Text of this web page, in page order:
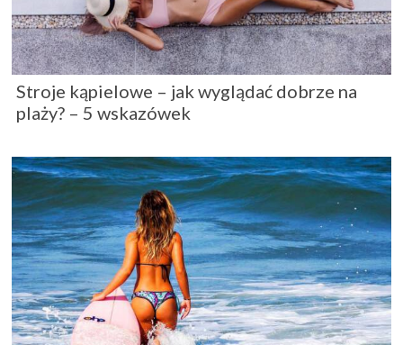
Stroje kąpielowe – jak wyglądać dobrze na
plaży? – 5 wskazówek